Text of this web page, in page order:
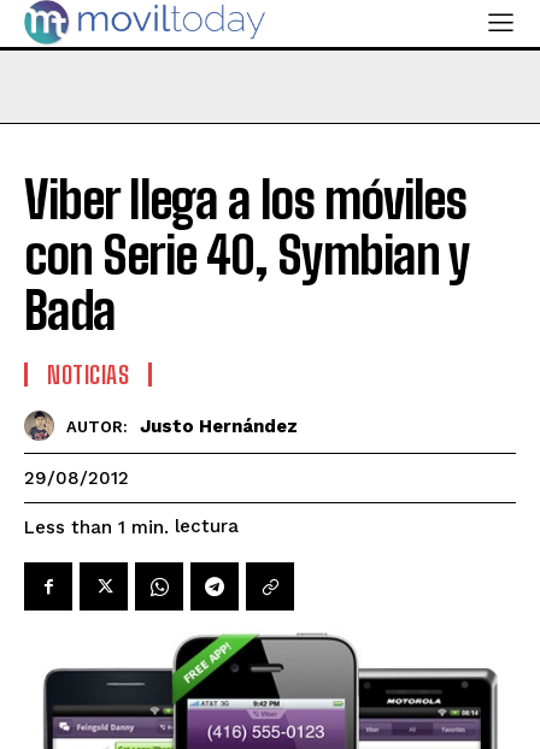
Viber llega a los móviles
con Serie 40, Symbian y
Bada
NOTICIAS
AUTOR: Justo Hernández
29/08/2012
Less than 1 min. lectura